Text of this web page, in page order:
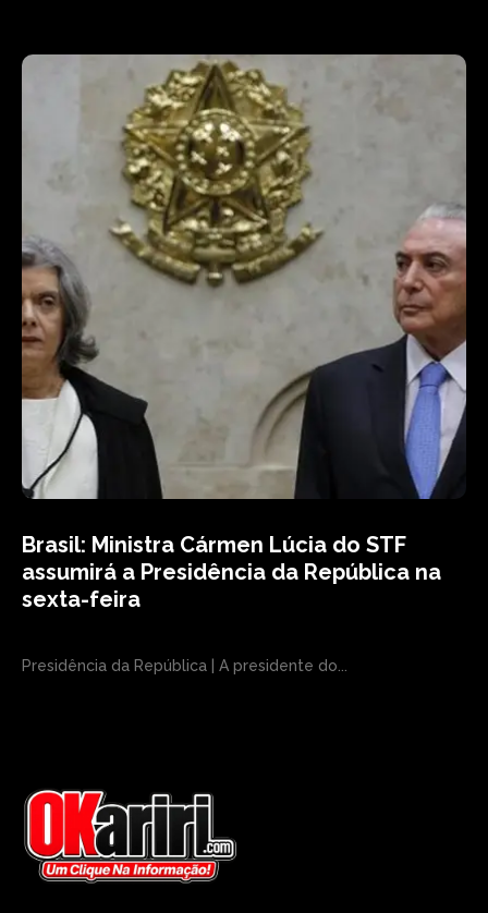
Brasil: Ministra Cármen Lúcia do STF
assumirá a Presidência da República na
sexta-feira
Presidência da República | A presidente do...